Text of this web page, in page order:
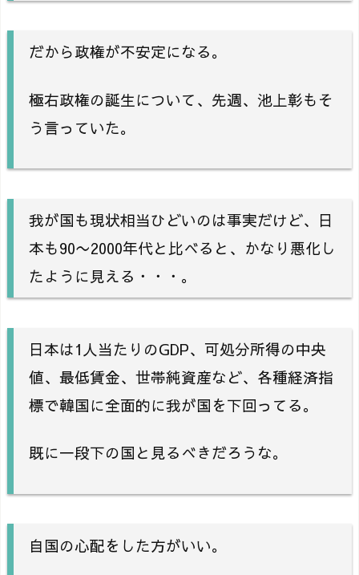
だから政権が不安定になる。
極右政権の誕生について、先週、池上彰もそ
う言っていた。
我が国も現状相当ひどいのは事実だけど、日
本も90〜2000年代と比べると、かなり悪化し
たように見える・・・。
日本は1人当たりのGDP、可処分所得の中央
値、最低賃金、世帯純資産など、各種経済指
標で韓国に全面的に我が国を下回ってる。
既に一段下の国と見るべきだろうな。
自国の心配をした方がいい。